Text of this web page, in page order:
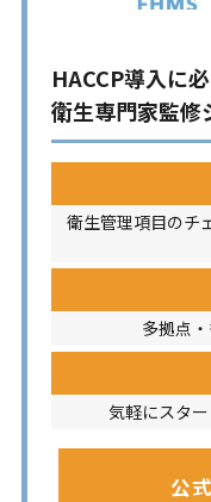
HACCP導入に
衛生専門家監修
衛生管理項目のチ
多拠点
気軽にスタ
公